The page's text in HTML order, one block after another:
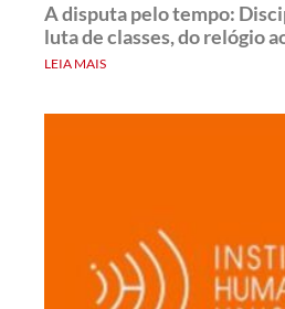
A disputa pelo tempo:
luta de classes, do relógio
LEIA MAIS